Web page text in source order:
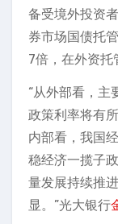
备受境外投资
券市场国债托
7倍，在外资托
“从外部看，主
政策利率将有
内部看，我国
稳经济一揽子
量发展持续推
显。”光大银行